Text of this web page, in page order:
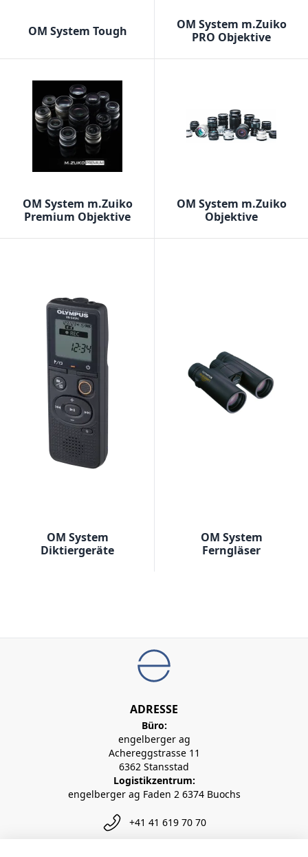
OM System Tough
OM System m.Zuiko
PRO Objektive
OM System m.Zuiko
Premium Objektive
OM System m.Zuiko
Objektive
OM System
Diktiergeräte
OM System
Ferngläser
ADRESSE
Büro:
engelberger ag
Achereggstrasse 11
6362 Stansstad
Logistikzentrum:
engelberger ag Faden 2 6374 Buochs
+41 41 619 70 70